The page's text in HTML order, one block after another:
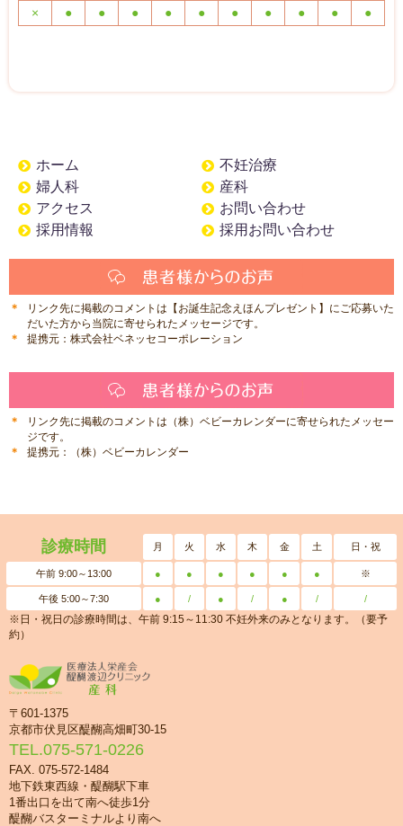
× ● ● ● ● ● ● ● ● ● ●
ホーム
不妊治療
婦人科
産科
アクセス
お問い合わせ
採用情報
採用お問い合わせ
リンク先に掲載のコメントは【お誕生記念えほんプレゼント】にご応募いた
だいた方から当院に寄せられたメッセージです。
提携元：株式会社ベネッセコーポレーション
リンク先に掲載のコメントは（株）ベビーカレンダーに寄せられたメッセー
ジです。
提携元：（株）ベビーカレンダー
診療時間 月 火 水 木 金 土 日・祝
午前 9:00～13:00 ● ● ● ● ● ● ※
午後 5:00～7:30 ● / ● / ● / /
※日・祝日の診療時間は、午前 9:15～11:30 不妊外来のみとなります。（要予
約）
〒601-1375
京都市伏見区醍醐高畑町30-15
TEL.075-571-0226
FAX. 075-572-1484
地下鉄東西線・醍醐駅下車
1番出口を出て南へ徒歩1分
醍醐バスターミナルより南へ